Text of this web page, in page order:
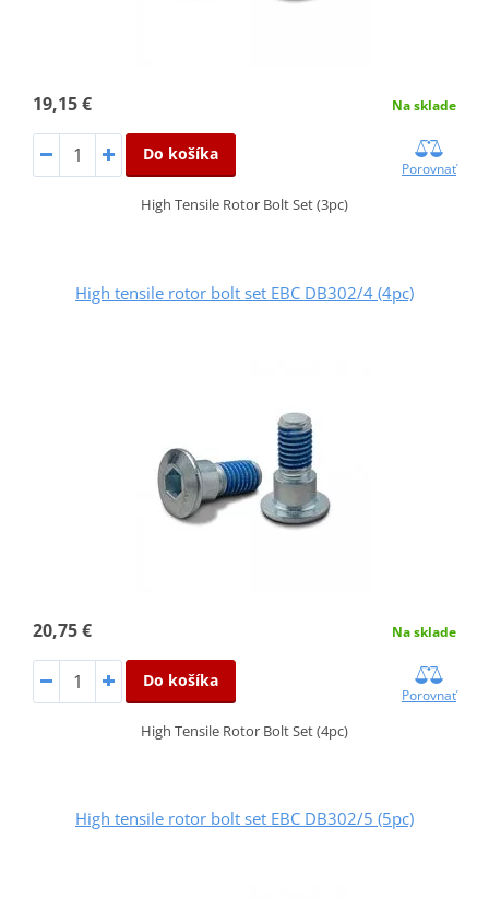
19,15 € Na sklade
Do košíka
Porovnať
High Tensile Rotor Bolt Set (3pc)
High tensile rotor bolt set EBC DB302/4 (4pc)
20,75 € Na sklade
Do košíka
Porovnať
High Tensile Rotor Bolt Set (4pc)
High tensile rotor bolt set EBC DB302/5 (5pc)